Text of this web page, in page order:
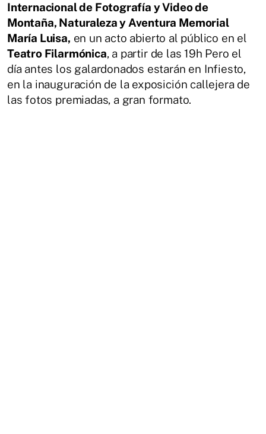
Internacional de Fotografía y Video de
Montaña, Naturaleza y Aventura Memorial
María Luisa, en un acto abierto al público en el
Teatro Filarmónica, a partir de las 19h Pero el
día antes los galardonados estarán en Infiesto,
en la inauguración de la exposición callejera de
las fotos premiadas, a gran formato.